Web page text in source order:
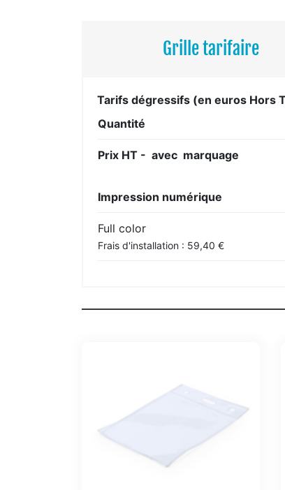
Grille tarifaire
Tarifs dégressifs (en euros Hors
Quantité
Prix HT - avec marquage
Impression numérique
Full color
Frais d'installation : 59,40 €